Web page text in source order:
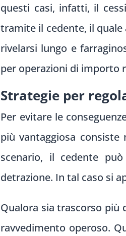
questi casi, infatti, il
tramite il cedente, il quale
rivelarsi lungo e
per operazioni di importo
Strategie per
Per evitare le
più vantaggiosa consiste
scenario, il cedente
detrazione. In tal caso si
Qualora sia trascorso più
ravvedimento operoso.